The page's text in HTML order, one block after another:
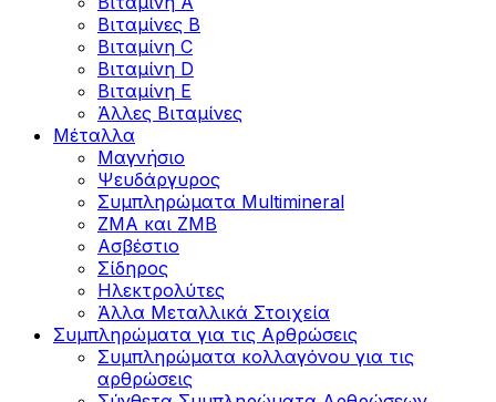
Βιταμίνες Β
Βιταμίνη C
Βιταμίνη D
Βιταμίνη Ε
Άλλες Βιταμίνες
Μέταλλα
Μαγνήσιο
Ψευδάργυρος
Συμπληρώματα Multimineral
ZMA και ZMB
Ασβέστιο
Σίδηρος
Ηλεκτρολύτες
Άλλα Mεταλλικά Στοιχεία
Συμπληρώματα για τις Αρθρώσεις
Συμπληρώματα κολλαγόνου για τις
αρθρώσεις